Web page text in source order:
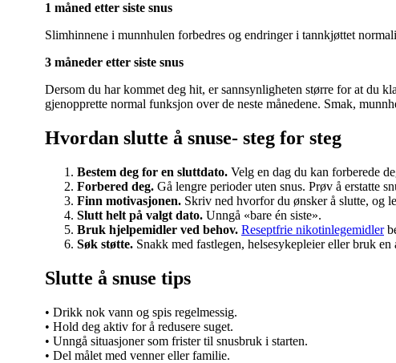
1 måned etter siste snus
Slimhinnene i munnhulen forbedres og endringer i tannkjøttet
3 måneder etter siste snus
Dersom du har kommet deg hit, er sannsynligheten større for at du
gjenopprette normal funksjon over de neste månedene. Smak,
Hvordan slutte å snuse- steg for steg
Bestem deg for en sluttdato. Velg en dag du kan forberede
Forbered deg. Gå lengre perioder uten snus. Prøv å erstatte
Finn motivasjonen. Skriv ned hvorfor du ønsker å slutte, og
Slutt helt på valgt dato. Unngå «bare én siste».
Bruk hjelpemidler ved behov. Reseptfrie nikotinlegemidler
Søk støtte. Snakk med fastlegen, helsesykepleier eller bruk en
Slutte å snuse tips
• Drikk nok vann og spis regelmessig.
• Hold deg aktiv for å redusere suget.
• Unngå situasjoner som frister til snusbruk i starten.
• Del målet med venner eller familie.